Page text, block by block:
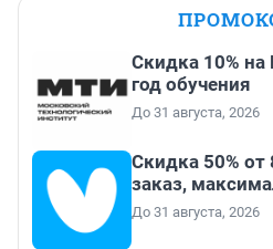
Скидка 10%
год обучения
До 31 августа, 2026
Скидка 50%
заказ,
До 31 августа, 2026